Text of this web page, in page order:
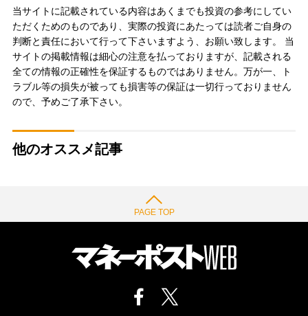
当サイトに記載されている内容はあくまでも投資の参考にしてい
ただくためのものであり、実際の投資にあたっては読者ご自身の
判断と責任において行って下さいますよう、お願い致します。 当
サイトの掲載情報は細心の注意を払っておりますが、記載される
全ての情報の正確性を保証するものではありません。万が一、ト
ラブル等の損失が被っても損害等の保証は一切行っておりません
ので、予めご了承下さい。
他のオススメ記事
PAGE TOP